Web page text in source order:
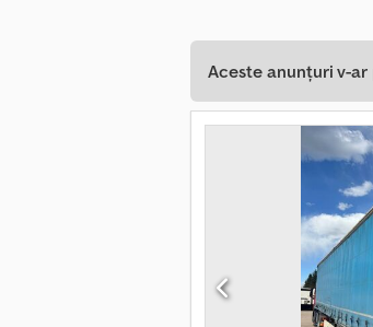
Aceste anunțuri v-